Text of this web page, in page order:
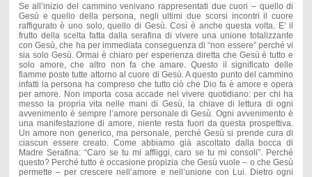
Se all’inizio del cammino venivano rappresentati due cuori – quello di
Gesù e quello della persona, negli ultimi due scorsi incontri il cuore
raffigurato è uno solo, quello di Gesù. Così è anche questa volta. E’ il
frutto della scelta fatta dalla serafina di vivere una unione totalizzante
con Gesù, che ha per immediata conseguenza di “non essere” perché vi
sia solo Gesù. Ormai è chiaro per esperienza diretta che Gesù è tutto e
solo amore, che altro non fa che amare. Questo il significato delle
fiamme poste tutte attorno al cuore di Gesù. A questo punto del cammino
infatti la persona ha compreso che tutto ciò che Dio fa è amore e opera
per amore. Non importa cosa accade nel vivere quotidiano: per chi ha
messo la propria vita nelle mani di Gesù, la chiave di lettura di ogni
avvenimento è sempre l’amore personale di Gesù. Ogni avvenimento è
una manifestazione di amore, niente resta fuori da questa prospettiva.
Un amore non generico, ma personale, perché Gesù si prende cura di
ciascun essere creato. Come abbiamo già ascoltato dalla bocca di
Madre Serafina: “Caro se tu mi affliggi, caro se tu mi consoli”. Perché
questo? Perché tutto è occasione propizia che Gesù vuole – o che Gesù
permette – per crescere nell’amore e nell’unione con Lui. Dietro ogni